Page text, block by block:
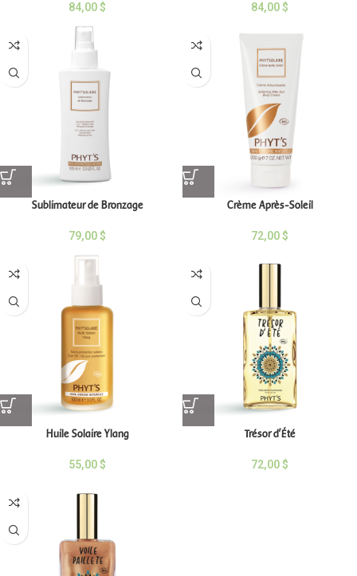
84,00$ 84,00$
Sublimateur de Bronzage
79,00$
Crème Après-Soleil
72,00$
Huile Solaire Ylang
55,00$
Trésor d’Été
72,00$